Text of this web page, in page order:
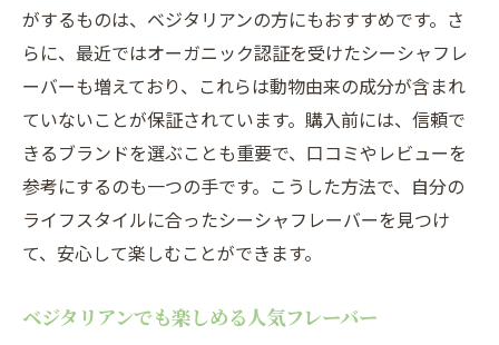
がするものは、ベジタリアンの方にもおすすめです。さ
らに、最近ではオーガニック認証を受けたシーシャフレ
ーバーも増えており、これらは動物由来の成分が含まれ
ていないことが保証されています。購入前には、信頼で
きるブランドを選ぶことも重要で、口コミやレビューを
参考にするのも一つの手です。こうした方法で、自分の
ライフスタイルに合ったシーシャフレーバーを見つけ
て、安心して楽しむことができます。
ベジタリアンでも楽しめる人気フレーバー